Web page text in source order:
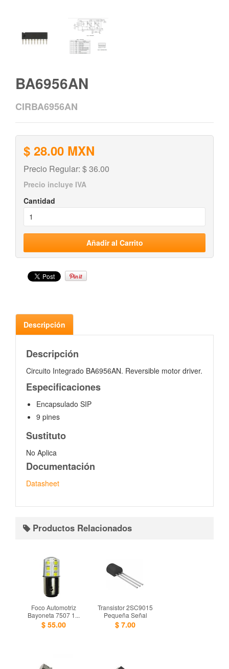
BA6956AN
CIRBA6956AN
$ 28.00 MXN
Precio Regular: $ 36.00
Precio incluye IVA
Cantidad
Descripción
Descripción
Circuito Integrado BA6956AN. Reversible motor driver.
Especificaciones
Encapsulado SIP
9 pines
Sustituto
No Aplica
Documentación
Datasheet
Productos Relacionados
Foco Automotriz
Bayoneta 7507 1...
$ 55.00
Transistor 2SC9015
Pequeña Señal
$ 7.00